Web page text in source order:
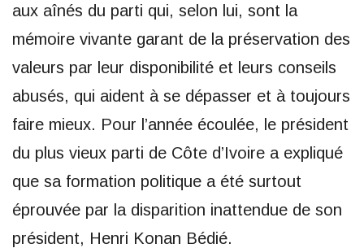
aux aînés du parti qui, selon lui, sont la
mémoire vivante garant de la préservation des
valeurs par leur disponibilité et leurs conseils
abusés, qui aident à se dépasser et à toujours
faire mieux. Pour l’année écoulée, le président
du plus vieux parti de Côte d’Ivoire a expliqué
que sa formation politique a été surtout
éprouvée par la disparition inattendue de son
président, Henri Konan Bédié.